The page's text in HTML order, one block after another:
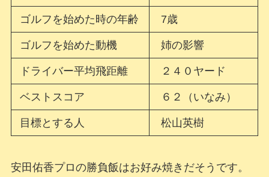
ゴルフを始めた時の年齢 7歳
ゴルフを始めた動機 姉の影響
ドライバー平均飛距離 ２４０ヤード
ベストスコア ６２（いなみ）
目標とする人 松山英樹
安田佑香プロの勝負飯はお好み焼きだそうです。